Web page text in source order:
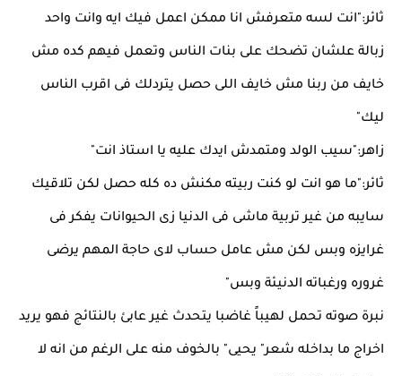
ثائر:"انت لسه متعرفش انا ممكن اعمل فيك ايه وانت واحد
زبالة علشان تضحك على بنات الناس وتعمل فيهم كده مش
خايف من ربنا مش خايف اللى حصل يتردلك فى اقرب الناس
ليك"
زاهر:"سيب الولد ومتمدش ايدك عليه يا استاذ انت"
ثائر:"ما هو انت لو كنت ربيته مكنش ده كله حصل لكن تلاقيك
سايبه من غير تربية ماشى فى الدنيا زى الحيوانات يفكر فى
غرايزه وبس لكن مش عامل حساب لاى حاجة المهم يرضى
غروره ورغباته الدنيئة وبس"
نبرة صوته تحمل لهيباً غاضبا يتحدث غير عابئ بالنتائج فهو يريد
اخراج ما بداخله شعر" يحيى" بالخوف منه على الرغم من انه لا